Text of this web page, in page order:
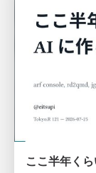
ここ半年く